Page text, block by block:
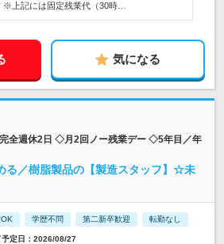
※上記には固定残業代（30時…
気になる
全週休2日 ◇月2回ノー残業デー ◇5年目／年
る／樹脂製品の【製造スタッフ】☆未
学歴不問 第二新卒歓迎 転勤なし
定日：2026/08/27